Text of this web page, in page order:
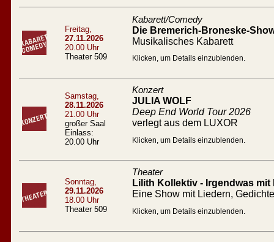
Freitag,
27.11.2026
20.00 Uhr
Theater 509
Kabarett/Comedy
Die Bremerich-Broneske-
Musikalisches Kabarett
Klicken, um Details einzublenden.
Samstag,
28.11.2026
21.00 Uhr
großer Saal
Einlass:
20.00 Uhr
Konzert
JULIA WOLF
Deep End World Tour 2026
verlegt aus dem LUXOR
Klicken, um Details einzublenden.
Sonntag,
29.11.2026
18.00 Uhr
Theater 509
Theater
Lilith Kollektiv - Irgendwas mit
Eine Show mit Liedern,
Klicken, um Details einzublenden.